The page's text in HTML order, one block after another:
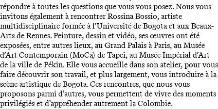
répondre à toutes les questions que vous vous posez. Nous vous
invitons également à rencontrer Rossina Bossio, artiste
multidisciplinaire formée à l’Université de Bogota et aux Beaux-
Arts de Rennes. Peinture, dessin et vidéo, ses œuvres ont été
exposées, entre autres lieux, au Grand Palais à Paris, au Musée
d’Art Contemporain (MoCa) de Tapei, au Musée Impérial d’Art
de la ville de Pékin. Elle vous accueille dans son atelier, pour vous
faire découvrir son travail, et plus largement, vous introduire à la
scène artistique de Bogota. Ces rencontres, que nous vous
proposons parmi d’autres, vous permettent de vivre des moments
privilégiés et d’appréhender autrement la Colombie.